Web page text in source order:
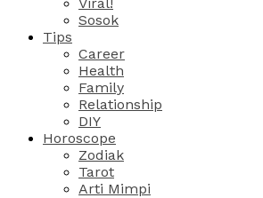
Sosok
Tips
Career
Health
Family
Relationship
DIY
Horoscope
Zodiak
Tarot
Arti Mimpi